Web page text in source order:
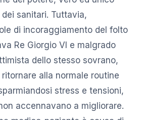
sanitari. Tuttavia,
di incoraggiamento del folto
Re Giorgio VI e malgrado
dello stesso sovrano,
alla normale routine
stress e tensioni,
accennavano a migliorare.